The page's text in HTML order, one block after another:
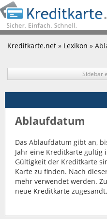
Kreditkarte.net » Lexikon »
Sidebar
Ablaufdatum
Das Ablaufdatum gibt an,
Jahr eine Kreditkarte gültig
Gültigkeit der Kreditkarte
Karte zu finden. Nach
mehr verwendet werden.
neue Kreditkarte zugesandt.